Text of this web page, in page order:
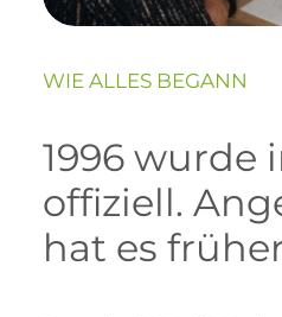
WIE ALLES BEGANN
1996 wurde
offiziell.
hat es